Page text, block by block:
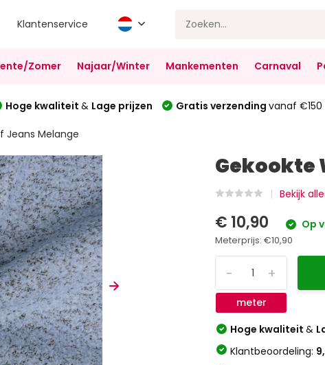
Klantenservice
Zomer Najaar/Winter Mankementen Carnaval
Hoge kwaliteit & Lage prijzen Gratis verzending vanaf €150
Jeans Melange
Gekookte
Bekijk
€ 10,90 Op
Meterprijs:€10,90
+
-
meter
Hoge kwaliteit&
Klantbeoordeling: